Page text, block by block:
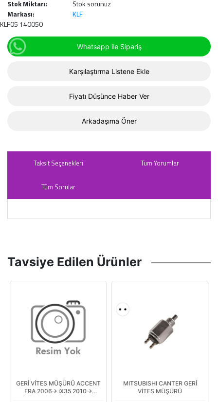
Stok Miktarı:
Stok sorunuz
Markası:
KLF
KLF05 140050
Whatsapp ile Sipariş
Karşılaştırma Listene Ekle
Fiyatı Düşünce Haber Ver
Arkadaşıma Öner
Taksit Seçenekleri Tüm Yorumlar
Tüm Sorular
Tavsiye Edilen Ürünler
GERİ VİTES MÜŞÜRÜ ACCENT
ERA 2006-> iX35 2010->
MITSUBISHI CANTER GERİ
VİTES MÜŞÜRÜ